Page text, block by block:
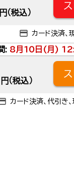
（税込）
カード決済、
: 8月10日(月)
円（税込）
カード決済、代引き